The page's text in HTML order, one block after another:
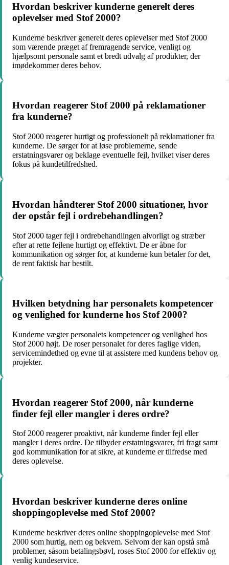
Hvordan beskriver kunderne generelt deres
oplevelser med Stof 2000?
Kunderne beskriver generelt deres oplevelser med Stof 2000
som værende præget af fremragende service, venligt og
hjælpsomt personale samt et bredt udvalg af produkter, der
imødekommer deres behov.
Hvordan reagerer Stof 2000 på reklamationer
fra kunderne?
Stof 2000 reagerer hurtigt og professionelt på reklamationer fra
kunderne. De sørger for at løse problemerne, sende
erstatningsvarer og beklage eventuelle fejl, hvilket viser deres
fokus på kundetilfredshed.
Hvordan håndterer Stof 2000 situationer, hvor
der opstår fejl i ordrebehandlingen?
Stof 2000 tager fejl i ordrebehandlingen alvorligt og stræber
efter at rette fejlene hurtigt og effektivt. De er åbne for
kommunikation og sørger for, at kunderne kun betaler for det,
de rent faktisk har bestilt.
Hvilken betydning har personalets kompetencer
og venlighed for kunderne hos Stof 2000?
Kunderne vægter personalets kompetencer og venlighed hos
Stof 2000 højt. De roser personalet for deres faglige viden,
servicemindethed og evne til at assistere med kundens behov og
projekter.
Hvordan reagerer Stof 2000, når kunderne
finder fejl eller mangler i deres ordre?
Stof 2000 reagerer proaktivt, når kunderne finder fejl eller
mangler i deres ordre. De tilbyder erstatningsvarer, fri fragt samt
god kommunikation for at sikre, at kunderne er tilfredse med
deres oplevelse.
Hvordan beskriver kunderne deres online
shoppingoplevelse med Stof 2000?
Kunderne beskriver deres online shoppingoplevelse med Stof
2000 som hurtig, nem og bekvem. Selvom der kan opstå små
problemer, såsom betalingsbøvl, roses Stof 2000 for effektiv og
venlig kundeservice.